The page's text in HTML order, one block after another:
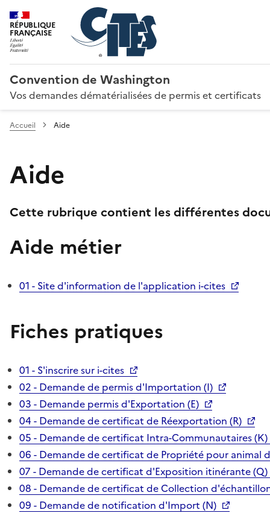
RÉPUBLIQUE
FRANÇAISE
Convention de Washington
Vos demandes dématérialisées de permis et certificats
Accueil Aide
Aide
Cette rubrique contient les différentes
Aide métier
01 - Site d'information de l'application i-cites
Fiches pratiques
01 - S'inscrire sur i-cites
02 - Demande de permis d'Importation (I)
03 - Demande permis d'Exportation (E)
04 - Demande de certificat de Réexportation (R)
05 - Demande de certificat Intra-Communautaires (K)
06 - Demande de certificat de Propriété pour animal
07 - Demande de certificat d'Exposition itinérante (Q)
08 - Demande de certificat de Collection
09 - Demande de notification d'Import (N)